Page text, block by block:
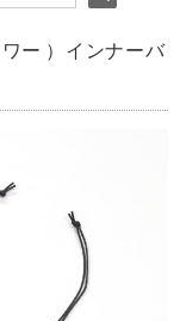
ー ）インナーバ